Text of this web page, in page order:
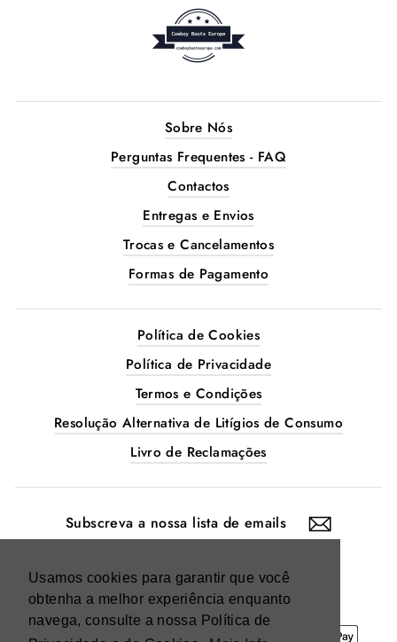
Usamos cookies para garantir que você
obtenha a melhor experiência enquanto
navega, consulte a nossa Política de
Sobre Nós
Perguntas Frequentes - FAQ
Contactos
Entregas e Envios
Trocas e Cancelamentos
Formas de Pagamento
Política de Cookies
Política de Privacidade
Termos e Condições
Resolução Alternativa de Litígios de Consumo
Livro de Reclamações
EMAILS
InstagramFacebook